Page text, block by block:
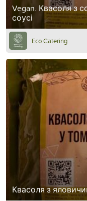
Vegan. Квасоля з
соусі
Eco Catering
Квасоля з